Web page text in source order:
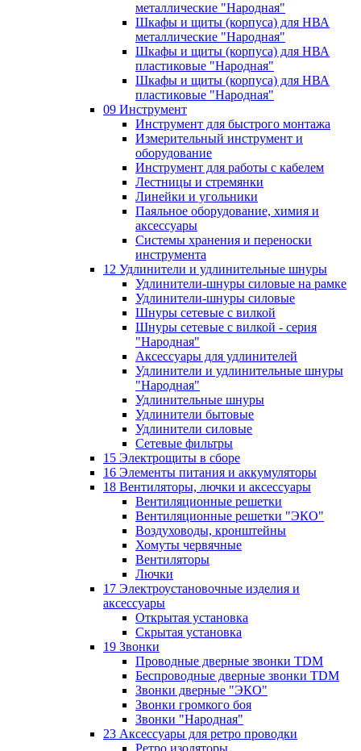
металлические "Народная"
Шкафы и щиты (корпуса) для НВА
металлические "Народная"
Шкафы и щиты (корпуса) для НВА
пластиковые "Народная"
Шкафы и щиты (корпуса) для НВА
пластиковые "Народная"
09 Инструмент
Инструмент для быстрого монтажа
Измерительный инструмент и
оборудование
Инструмент для работы с кабелем
Лестницы и стремянки
Линейки и угольники
Паяльное оборудование, химия и
аксессуары
Системы хранения и переноски
инструмента
12 Удлинители и удлинительные шнуры
Удлинители-шнуры силовые на рамке
Удлинители-шнуры силовые
Шнуры сетевые с вилкой
Шнуры сетевые с вилкой - серия
"Народная"
Аксессуары для удлинителей
Удлинители и удлинительные шнуры
"Народная"
Удлинительные шнуры
Удлинители бытовые
Удлинители силовые
Сетевые фильтры
15 Электрощиты в сборе
16 Элементы питания и аккумуляторы
18 Вентиляторы, лючки и аксессуары
Вентиляционные решетки
Вентиляционные решетки "ЭКО"
Воздуховоды, кронштейны
Хомуты червячные
Вентиляторы
Лючки
17 Электроустановочные изделия и
аксессуары
Открытая установка
Скрытая установка
19 Звонки
Проводные дверные звонки TDM
Беспроводные дверные звонки TDM
Звонки дверные "ЭКО"
Звонки громкого боя
Звонки "Народная"
23 Аксессуары для ретро проводки
Ретро изоляторы